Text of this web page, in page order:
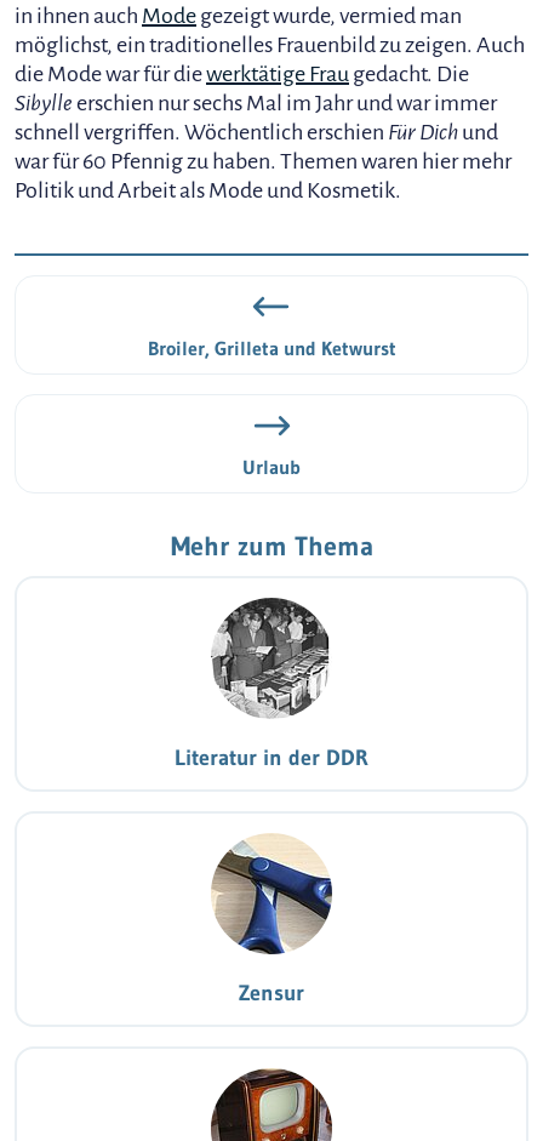
in ihnen auch Mode gezeigt wurde, vermied man
möglichst, ein traditionelles Frauenbild zu zeigen. Auch
die Mode war für diewerktätige Frau gedacht. Die
Sibylle erschien nur sechs Mal im Jahr und war immer
schnell vergriffen. Wöchentlich erschien Für Dich und
war für 60 Pfennig zu haben. Themen waren hier mehr
Politik und Arbeit als Mode und Kosmetik.
Broiler, Grilleta und Ketwurst
Urlaub
Mehr zum Thema
Literatur in der DDR
Zensur